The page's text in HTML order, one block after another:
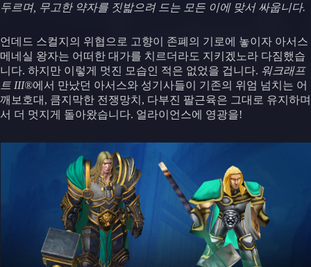
두르며, 무고한 약자를 짓밟으려 드는 모든 이에 맞서 싸웁니다.
언데드 스컬지의 위협으로 고향이 존폐의 기로에 놓이자 아서스
메네실 왕자는 어떠한 대가를 치르더라도 지키겠노라 다짐했습
니다. 하지만 이렇게 멋진 모습인 적은 없었을 겁니다. 워크래프
트 III®에서 만났던 아서스와 성기사들이 기존의 위엄 넘치는 어
깨보호대, 큼지막한 전쟁망치, 다부진 팔근육은 그대로 유지하며
서 더 멋지게 돌아왔습니다. 얼라이언스에 영광을!